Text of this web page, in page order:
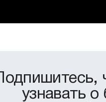
узнавать